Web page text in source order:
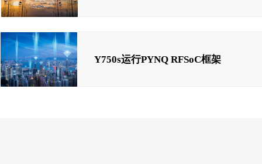
Y750s运行PYNQ RFSoC框架